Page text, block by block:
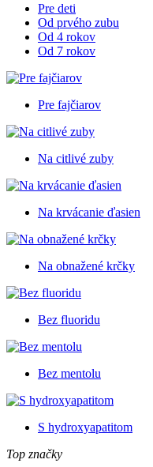
Pre deti
Od prvého zubu
Od 4 rokov
Od 7 rokov
Pre fajčiarov
Na citlivé zuby
Na krvácanie ďasien
Na obnažené krčky
Bez fluoridu
Bez mentolu
S hydroxyapatitom
Top značky